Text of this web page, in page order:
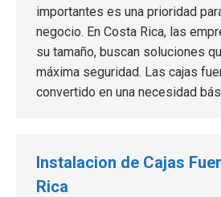
importantes es una prioridad
negocio. En Costa Rica, las
su tamaño, buscan soluciones
máxima seguridad. Las cajas
convertido en una necesidad
Instalacion de Cajas
Rica